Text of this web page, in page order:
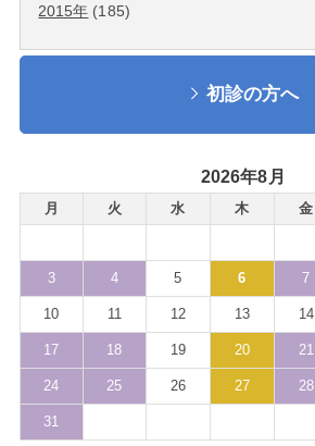
2015年 (185)
初診の方へ
2026年8月
月 火 水 木 金
3 4 5 6 7
10 11 12 13 14
17 18 19 20 21
24 25 26 27 28
31